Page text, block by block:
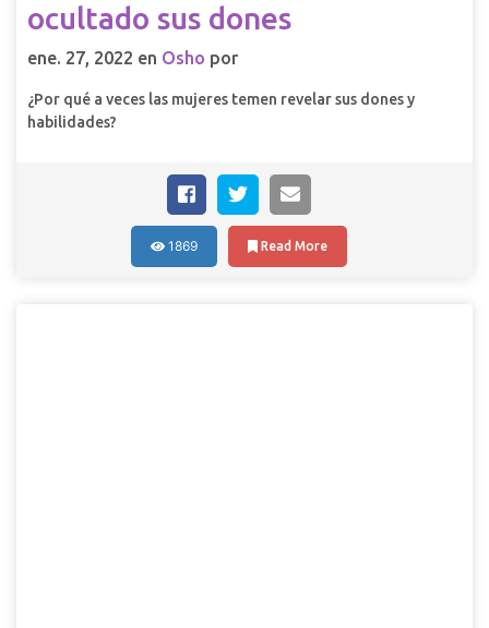
ocultado sus dones
ene. 27, 2022 en Osho por
¿Por qué a veces las mujeres temen revelar sus dones y
habilidades?
1869 Read More